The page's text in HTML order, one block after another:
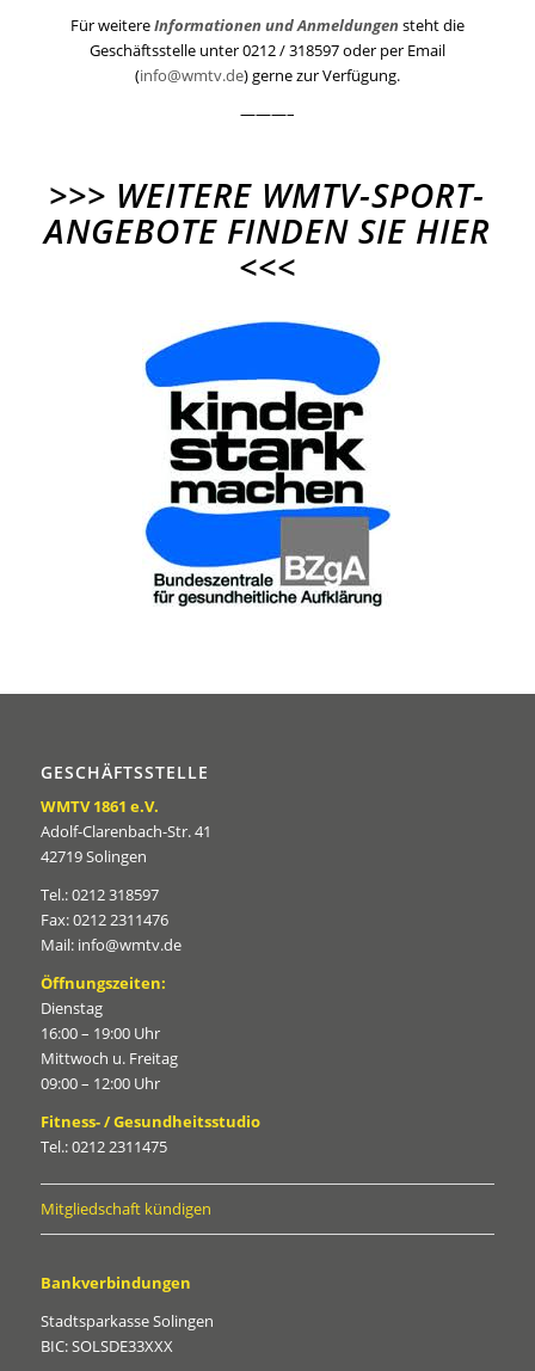
Für weitereInformationen und Anmeldungen steht die
Geschäftsstelle unter 0212 / 318597 oder per Email
(info@wmtv.de) gerne zur Verfügung.
———–
>>> WEITERE WMTV-SPORT-
ANGEBOTE FINDEN SIE HIER
<<<
GESCHÄFTSSTELLE
WMTV 1861 e.V.
Adolf-Clarenbach-Str. 41
42719 Solingen
Tel.: 0212 318597
Fax: 0212 2311476
Mail: info@wmtv.de
Öffnungszeiten:
Dienstag
16:00 – 19:00 Uhr
Mittwoch u. Freitag
09:00 – 12:00 Uhr
Fitness- / Gesundheitsstudio
Tel.: 0212 2311475
Mitgliedschaft kündigen
Bankverbindungen
Stadtsparkasse Solingen
BIC: SOLSDE33XXX